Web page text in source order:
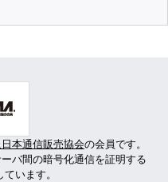
本通信販売協会の会員です。
バ間の暗号化通信を証明する
います。